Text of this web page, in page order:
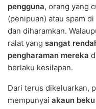
pengguna, orang yang
(penipuan) atau spam
dan diharamkan.
ralat yang sangat
pengharaman mereka
berlaku kesilapan.
Dari terus dikeluarkan,
mempunyai akaun beku